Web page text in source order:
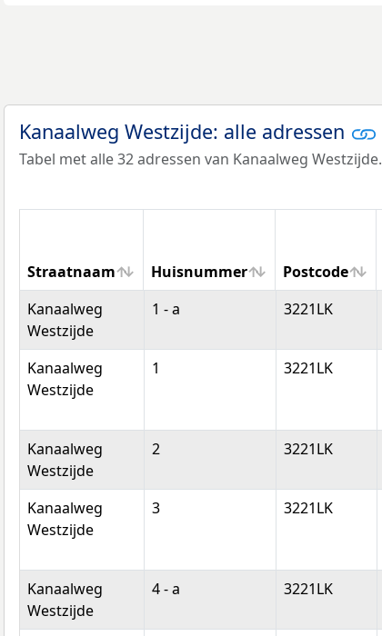
Kanaalweg Westzijde: alle adressen
Tabel met alle 32 adressen van Kanaalweg Westzijde.
Straatnaam Huisnummer Postcode
Straatnaam
Huisnummer Postcode
Kanaalweg
Westzijde
1 - a 3221LK
Kanaalweg
Westzijde
1 3221LK
Kanaalweg
Westzijde
2 3221LK
Kanaalweg
Westzijde
3 3221LK
Kanaalweg
Westzijde
4 - a 3221LK